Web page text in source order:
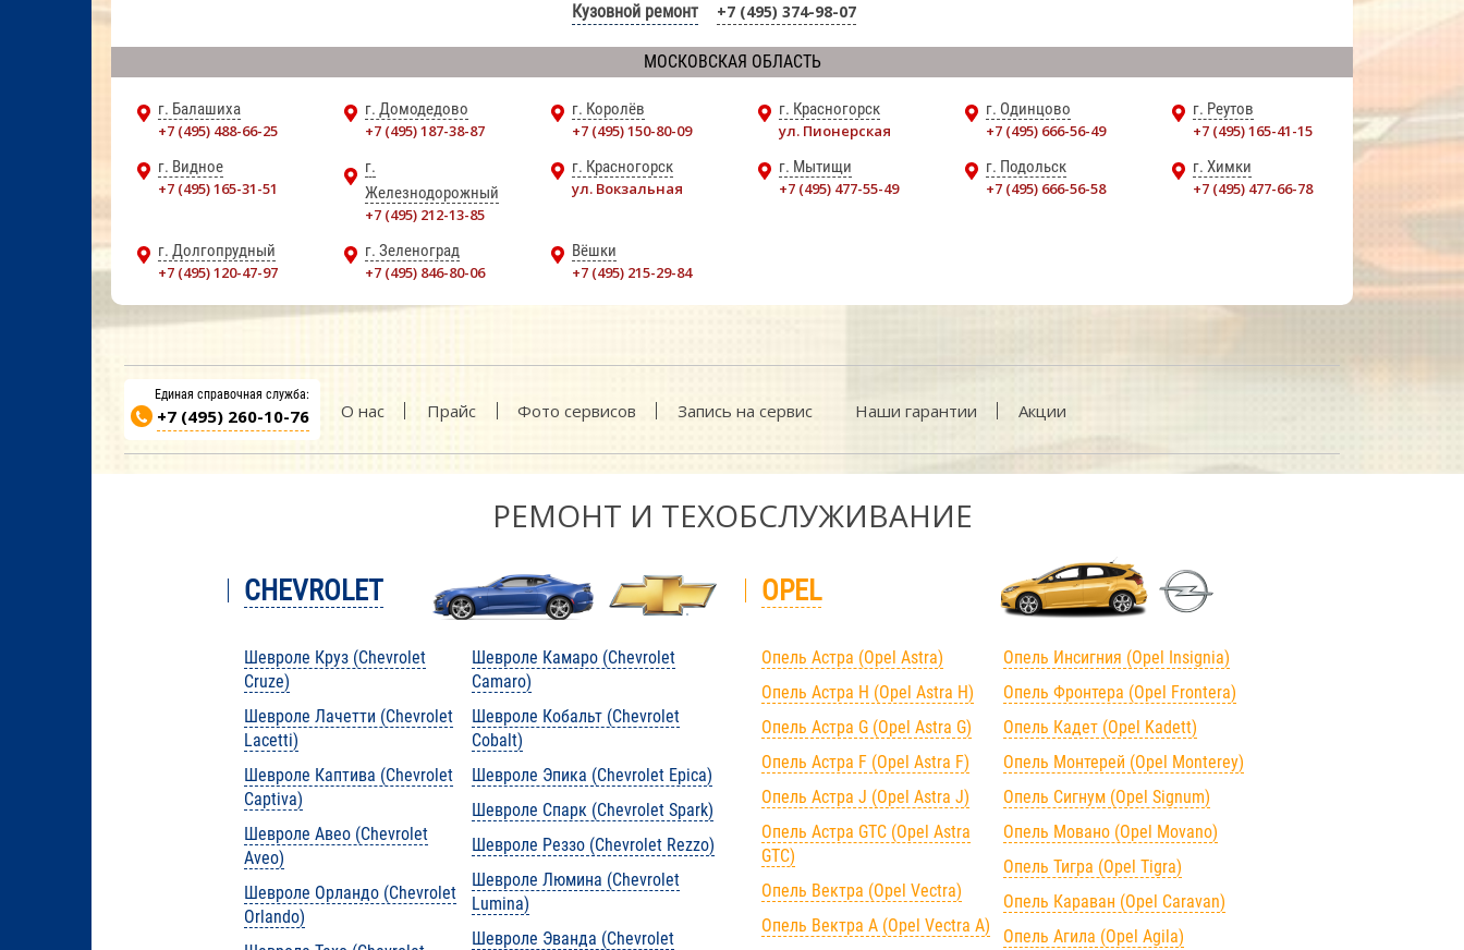
Кузовной ремонт +7 (495) 374-98-07
МОСКОВСКАЯ ОБЛАСТЬ
г. Балашиха
+7 (495) 488-66-25
г. Домодедово
+7 (495) 187-38-87
г. Королёв
+7 (495) 150-80-09
г. Красногорск
ул. Пионерская
г. Одинцово
+7 (495) 666-56-49
г. Реутов
+7 (495) 165-41-15
г. Видное
+7 (495) 165-31-51
г.
Железнодорожный
+7 (495) 212-13-85
г. Красногорск
ул. Вокзальная
г. Мытищи
+7 (495) 477-55-49
г. Подольск
+7 (495) 666-56-58
г. Химки
+7 (495) 477-66-78
г. Долгопрудный
+7 (495) 120-47-97
г. Зеленоград
+7 (495) 846-80-06
Вёшки
+7 (495) 215-29-84
Единая справочная служба:
+7 (495) 260-10-76 О нас Прайс Фото сервисов Запись на сервис Наши гарантии Акции
РЕМОНТ И ТЕХОБСЛУЖИВАНИЕ
CHEVROLET OPEL
Шевроле Круз (Chevrolet
Cruze)
Шевроле Лачетти (Chevrolet
Lacetti)
Шевроле Каптива (Chevrolet
Captiva)
Шевроле Авео (Chevrolet
Aveo)
Шевроле Орландо (Chevrolet
Orlando)
Шевроле Камаро (Chevrolet
Camaro)
Шевроле Кобальт (Chevrolet
Cobalt)
Шевроле Эпика (Chevrolet Epica)
Шевроле Спарк (Chevrolet Spark)
Шевроле Реззо (Chevrolet Rezzo)
Шевроле Люмина (Chevrolet
Lumina)
Шевроле Эванда (Chevrolet
Опель Астра (Opel Astra)
Опель Астра H (Opel Astra H)
Опель Астра G (Opel Astra G)
Опель Астра F (Opel Astra F)
Опель Астра J (Opel Astra J)
Опель Астра GTC (Opel Astra
GTC)
Опель Вектра (Opel Vectra)
Опель Вектра А (Opel Vectra А)
Опель Инсигния (Opel Insignia)
Опель Фронтера (Opel Frontera)
Опель Кадет (Opel Kadett)
Опель Монтерей (Opel Monterey)
Опель Сигнум (Opel Signum)
Опель Мовано (Opel Movano)
Опель Тигра (Opel Tigra)
Опель Караван (Opel Caravan)
Опель Агила (Opel Agila)